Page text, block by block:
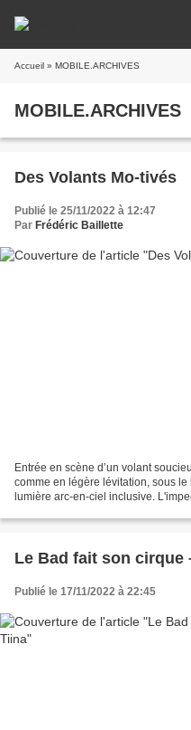
Accueil » MOBILE.ARCHIVES
MOBILE.ARCHIVES
Des Volants Mo-tivés
Publié le 25/11/2022 à 12:47
Par Frédéric Baillette
Entrée en scène d’un volant
comme en légère lévitation, sous
lumière arc-en-ciel inclusive.
Le Bad fait son cirque
Publié le 17/11/2022 à 22:45